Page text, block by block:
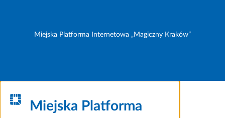
Miejska Platforma Internetowa „Magiczny Kraków”
Miejska Platforma